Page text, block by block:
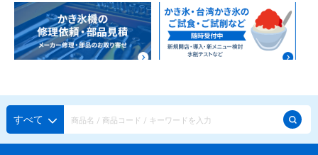
すべて